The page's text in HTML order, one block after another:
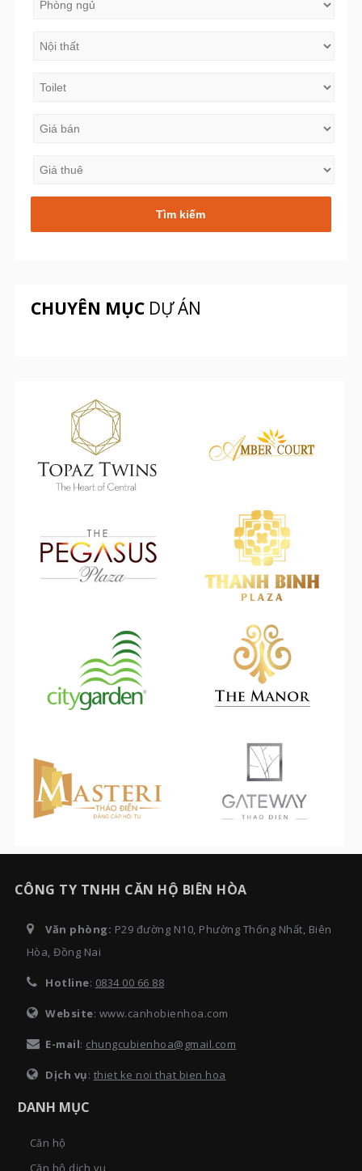
CHUYÊN MỤCDỰ ÁN
CÔNG TY TNHH CĂN HỘ BIÊN HÒA
Văn phòng: P29 đường N10, Phường Thống Nhất, Biên
Hòa, Đồng Nai
Hotline: 0834 00 66 88
Website: www.canhobienhoa.com
E-mail: chungcubienhoa@gmail.com
Dịch vụ: thiet ke noi that bien hoa
DANH MỤC
Căn hộ
Căn hộ dịch vụ